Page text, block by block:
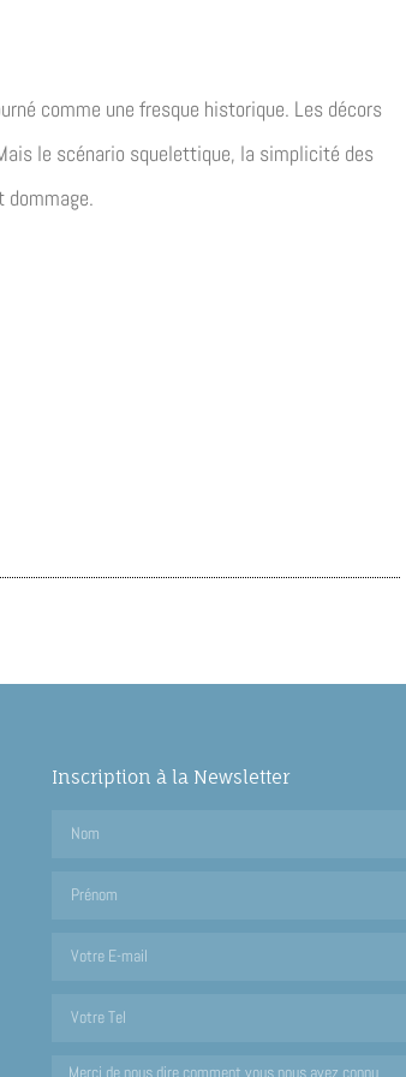
comme une fresque historique. Les décors
le scénario squelettique, la simplicité des
dommage.
Inscription à la Newsletter